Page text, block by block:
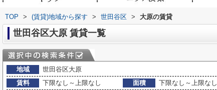
TOP > (賃貸)地域から探す > 世田谷区 > 大原の賃貸
世田谷区大原 賃貸一覧
地域
世田谷区大原
賃料
下限なし～上限なし 面積 下限なし～上限なし